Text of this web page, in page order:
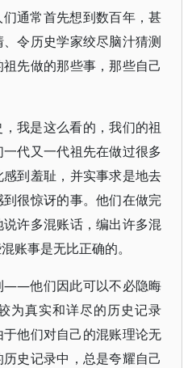
通常首先想到数百年，甚
令历史学家绞尽脑汁猜测
先做的那些事，那些自己
我是这么看的，我们的祖
代又一代祖先在做过很多
到羞耻，并实事求是地去
很惊讶的事。他们在做完
许多混账话，编出许多混
账事是无比正确的。
——他们因此可以不必隐晦
为真实和详尽的历史记录
他们对自己的混账理论无
史记录中，总是夸耀自己